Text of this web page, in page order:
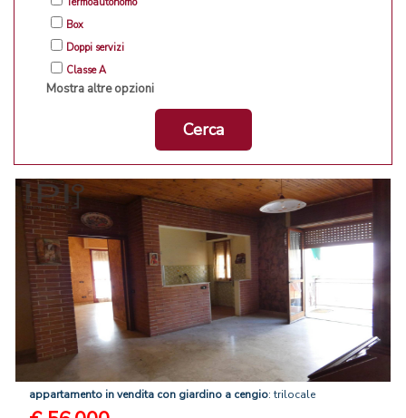
Box
Doppi servizi
Classe A
Mostra altre opzioni
Cerca
appartamento invendita con giardino a cengio: trilocale